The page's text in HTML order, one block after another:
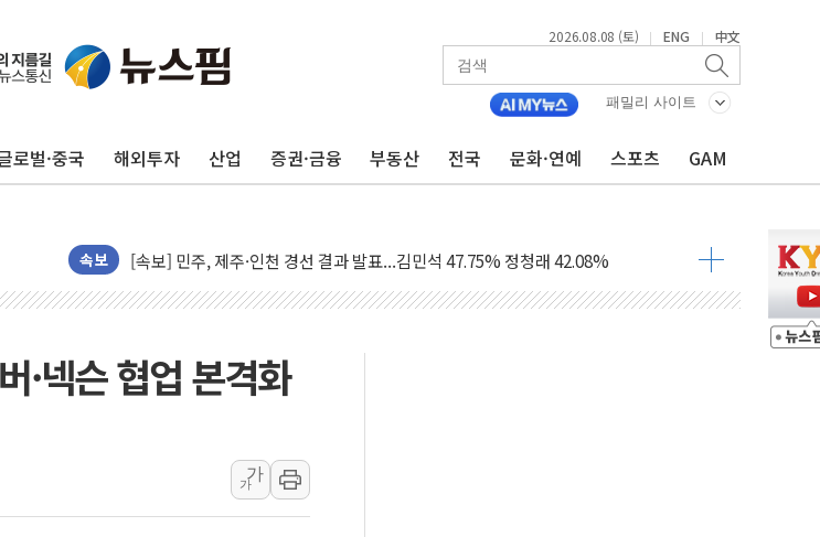
2026.08.08 (토) | ENG | 中文
패밀리 사이트
로벌·중국 해외투자 산업 증권·금융 부동산 전국 문화·연예 스포츠 GAM
속보
울진·영덕 '호우특보'-포항 '산사태 주의보'...경북도, 호우 피해·통제구간 없어
인천 합동연설회 나선 송영길·정청래·김민석 당대표 후보
김민석, 2주차 제주·인천 경선서 정청래에 승리...47.75% vs 42.08%
[속보] 민주, 제주·인천 경선 결과 발표...김민석 47.75% 정청래 42.08%
[속보] 민주, 인천 경선 결과 발표...김민석 45.09% 정청래 43.27% 송영길 11.63%
이번주 국내 주요 금융일정(8.10~8.14)
美, 이란전 출구전략 만지작…공습 한계·탄약 부족 현실화
폐기물 수거하다 참변…60대 환경미화원 수거차에 치여 사망
서울 중랑구 주택가서 흉기 난동…60대 남성 2명 숨져
李대통령 "결혼 때문에 손해 보는 일 없게"…'결혼 페널티' 22개 과제 손본다
·넥슨 협업 본격화
가
가